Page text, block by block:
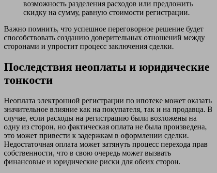
возможность разделения расходов или предложить
скидку на сумму, равную стоимости регистрации.
Важно помнить, что успешное переговорное решение будет
способствовать созданию доверительных отношений между
сторонами и упростит процесс заключения сделки.
Последствия неоплаты и юридические
тонкости
Неоплата электронной регистрации по ипотеке может оказать
значительное влияние как на покупателя, так и на продавца. В
случае, если расходы на регистрацию были возложены на
одну из сторон, но фактическая оплата не была произведена,
это может привести к задержкам в оформлении сделки.
Недостаточная оплата может затянуть процесс перехода прав
собственности, что в свою очередь может вызвать
финансовые и юридические риски для обеих сторон.